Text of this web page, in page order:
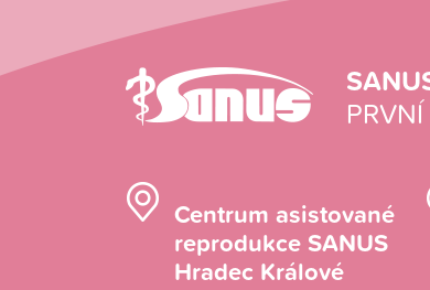
Centrum asistované
reprodukce SANUS
Hradec Králové